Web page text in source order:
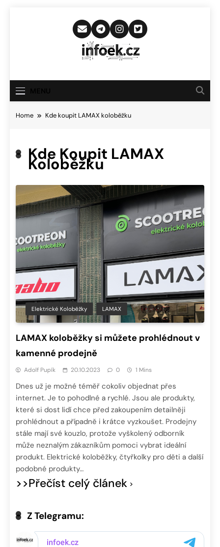
Infoek.cz
Novinkám
Home Kde koupit LAMAX koloběžku
Kde Koupit LAMAX
Koloběžku
Elektrické Koloběžky LAMAX
LAMAX koloběžky si můžete prohlédnout v
kamenné prodejně
Adolf Pupík 20.10.2023 0 1 Mins
Dnes už je možné téměř cokoliv objednat přes
internet. Je to pohodlné a rychlé. Jsou ale produkty,
které si dost lidí chce před zakoupením detailněji
prohlédnout a případně i krátce vyzkoušet. Prodejny
stále mají své kouzlo, protože vyškolený odborník
může neznalým zákazníkům pomoci vybrat ideální
produkt. Elektrické koloběžky, čtyřkolky pro děti a další
podobné produkty…
>>Přečíst celý článek
Z Telegramu: